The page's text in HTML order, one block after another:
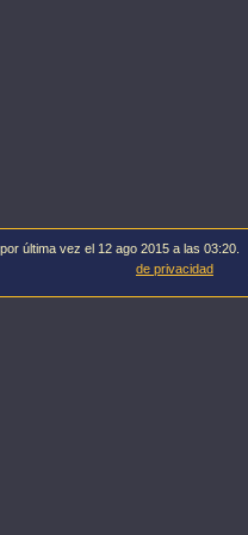
última vez el 12 ago 2015 a las 03:20.
de privacidad